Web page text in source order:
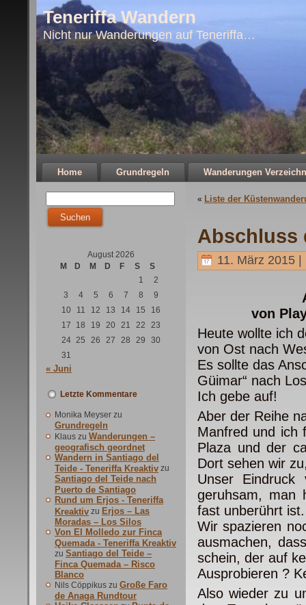
Teneriffa Wandern
Nicht nur Wanderungen auf Teneriffa…
Home Grundregeln Wanderungen
August 2026
M
D M D F S
S
1
2
3
4 5 6 7 8
9
10
11 12 13 14 15
16
17
18 19 20 21 22
23
24 25 26 27 28 29
30
31
« Juni
Letzte Kommentare
Monika Meyser zu
Grundregeln
Klaus zu Wanderungen –
geografisch geordnet
Wandern in Santiago del
Teide - Teneriffa Kreaktiv zu
Santiago del Teide nach
Puerto de Santiago
Rund um Erjos - Teneriffa
Kreaktiv zu Erjos – Las
Moradas – Los Silos
Von El Molledo zur Finca
Quemada - Teneriffa Kreaktiv
zu Santiago del Teide –
Finca Quemada – Risco
Blanco
Nils Cöppikus zu Große Faro
de Anaga Rundtour
« Liste der
Abschluss
11. März 2015 |
von
Heute wollte ich
von Ost nach
Es sollte das
Güimar“ nach
Ich gebe auf!
Aber der Reihe
Manfred und ich
Plaza und der
Dort sehen wir
Unser
geruhsam, man
fast unberührt ist.
Wir spazieren
ausmachen,
schein, der auf
Ausprobieren ?
Also wieder zu